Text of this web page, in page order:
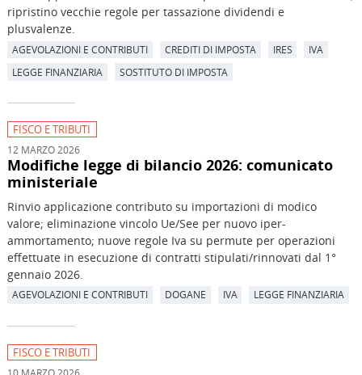
ripristino vecchie regole per tassazione dividendi e
plusvalenze.
AGEVOLAZIONI E CONTRIBUTI CREDITI DI IMPOSTA IRES
IVA
LEGGE FINANZIARIA
SOSTITUTO DI IMPOSTA
FISCO E TRIBUTI
12 MARZO 2026
Modifiche legge di bilancio 2026: comunicato
ministeriale
Rinvio applicazione contributo su importazioni di modico
valore; eliminazione vincolo Ue/See per nuovo iper-
ammortamento; nuove regole Iva su permute per operazioni
effettuate in esecuzione di contratti stipulati/rinnovati dal 1°
gennaio 2026.
AGEVOLAZIONI E CONTRIBUTI DOGANE IVA LEGGE FINANZIARIA
FISCO E TRIBUTI
10 MARZO 2026